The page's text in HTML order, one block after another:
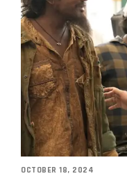
OCTOBER 18, 2024